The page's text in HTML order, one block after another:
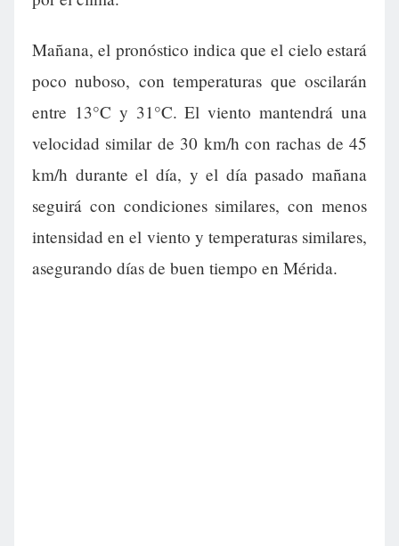
Mañana, el pronóstico indica que el cielo estará
poco nuboso, con temperaturas que oscilarán
entre 13°C y 31°C. El viento mantendrá una
velocidad similar de 30 km/h con rachas de 45
km/h durante el día, y el día pasado mañana
seguirá con condiciones similares, con menos
intensidad en el viento y temperaturas similares,
asegurando días de buen tiempo en Mérida.